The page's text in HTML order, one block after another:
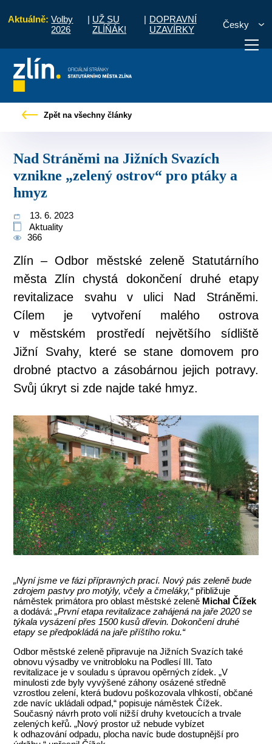
Aktuálně: Volby
2026
| UŽ SU
ZLÍŇÁK!
| DOPRAVNÍ
UZAVÍRKY
Česky
vyřídit Potřebuji zaplatit
Zpět na všechny články
Nad Stráněmi na Jižních Svazích
vznikne „zelený ostrov“ pro ptáky a
hmyz
13. 6. 2023
Aktuality
366
Zlín – Odbor městské zeleně Statutárního
města Zlín chystá dokončení druhé etapy
revitalizace svahu v ulici Nad Stráněmi.
Cílem je vytvoření malého ostrova
v městském prostředí největšího sídliště
Jižní Svahy, které se stane domovem pro
drobné ptactvo a zásobárnou jejich potravy.
Svůj úkryt si zde najde také hmyz.
„Nyní jsme ve fázi přípravných prací. Nový pás zeleně bude
zdrojem pastvy pro motýly, včely a čmeláky,“přibližuje
náměstek primátora pro oblast městské zeleně Michal Čížek
a dodává:„První etapa revitalizace zahájená na jaře 2020 se
týkala vysázení přes 1500 kusů dřevin. Dokončení druhé
etapy se předpokládá na jaře příštího roku.“
Odbor městské zeleně připravuje na Jižních Svazích také
obnovu výsadby ve vnitrobloku na Podlesí III. Tato
revitalizace je v souladu s úpravou opěrných zídek. „V
minulosti zde byly vyvýšené záhony osázené středně
vzrostlou zelení, která budovu poškozovala vlhkostí, občané
zde navíc ukládali odpad,“ popisuje náměstek Čížek.
Současný návrh proto volí nižší druhy kvetoucích a trvale
zelených keřů. „Nový prostor už nebude vybízet
k odhazování odpadu, plocha navíc bude dostupnější pro